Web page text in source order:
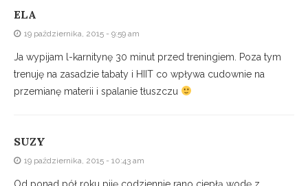
ELA
19 października, 2015 - 9:59 am
Ja wypijam l-karnitynę 30 minut przed treningiem. Poza tym
trenuję na zasadzie tabaty i HIIT co wpływa cudownie na
przemianę materii i spalanie tłuszczu
SUZY
19 października, 2015 - 10:43 am